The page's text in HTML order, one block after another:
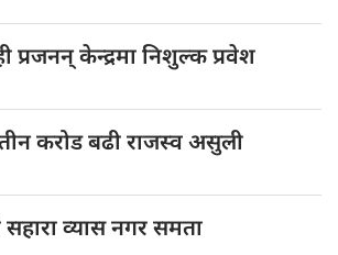
प्रजनन् केन्द्रमा निशुल्क प्रवेश
करोड बढी राजस्व असुली
व्यास नगर समता